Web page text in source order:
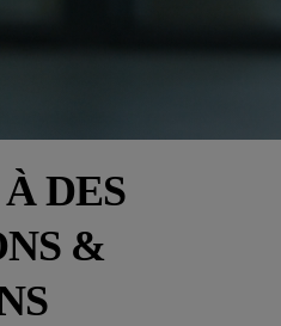
DES
&